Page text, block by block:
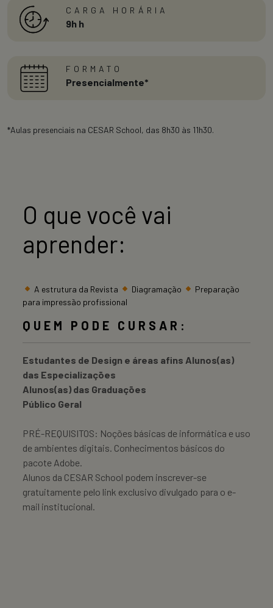
CARGA HORÁRIA
9h h
FORMATO
Presencialmente*
*Aulas presenciais na CESAR School, das 8h30 às 11h30.
O que você vai
aprender:
A estrutura da Revista Diagramação
Preparação
para impressão profissional
QUEM PODE CURSAR:
Estudantes de Design e áreas afins Alunos(as)
das Especializações
Alunos(as) das Graduações
Público Geral
PRÉ-REQUISITOS: Noções básicas de informática e uso
de ambientes digitais. Conhecimentos básicos do
pacote Adobe.
Alunos da CESAR School podem inscrever-se
gratuitamente pelo link exclusivo divulgado para o e-
mail institucional.